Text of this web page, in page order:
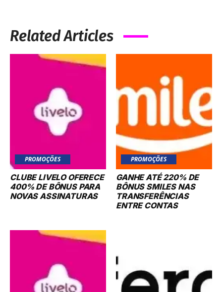
Related Articles
PROMOÇÕES
CLUBE LIVELO OFERECE
400% DE BÔNUS PARA
NOVAS ASSINATURAS
PROMOÇÕES
GANHE ATÉ 220% DE
BÔNUS SMILES NAS
TRANSFERÊNCIAS
ENTRE CONTAS